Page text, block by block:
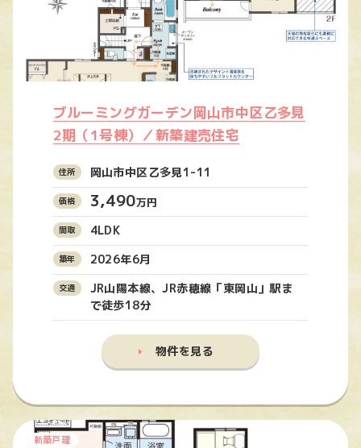
ブルーミングガーデン岡山市中区乙多見
2期（1号棟）／新築建売住宅
岡山市中区乙多見1-11
3,490万円
4LDK
2026年6月
JR山陽本線、JR赤穂線「東岡山」駅ま
で徒歩18分
物件を見る
新築戸建